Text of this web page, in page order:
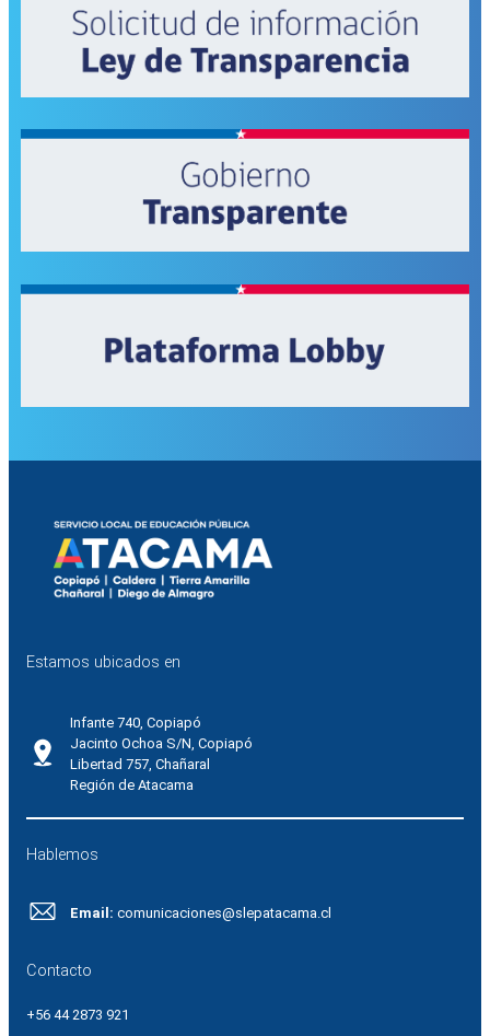
Estamos ubicados en
Infante 740, Copiapó
Jacinto Ochoa S/N, Copiapó
Libertad 757, Chañaral
Región de Atacama
Hablemos
Email: comunicaciones@slepatacama.cl
Contacto
+56 44 2873 921